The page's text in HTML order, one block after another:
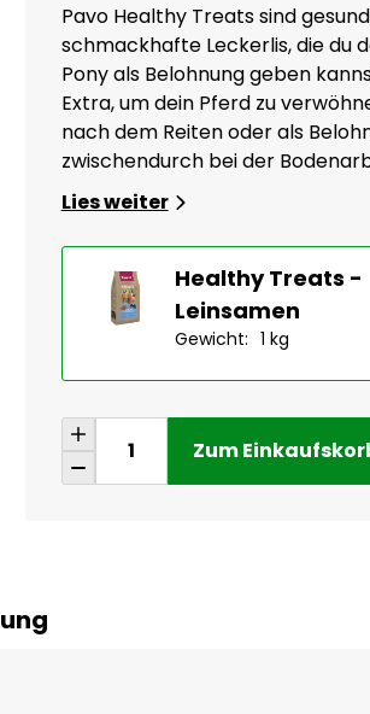
Pavo Healthy Treats sind
schmackhafte Leckerlis, die du
Pony als Belohnung geben
Extra, um dein Pferd zu
nach dem Reiten oder als
zwischendurch bei der
Lies weiter
Healthy Treats -
Leinsamen
Gewicht: 1 kg
Zum